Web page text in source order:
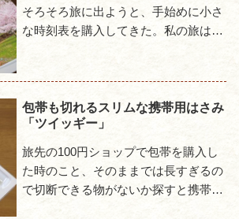
そろそろ旅に出ようと、手始めに小さ
な時刻表を購入してきた。私の旅は行
包帯も切れるスリムな携帯用はさみ
「ツイッギー」
旅先の100円ショップで包帯を購入し
た時のこと、そのままでは長すぎるの
で切断できる物がないか探すと携帯用